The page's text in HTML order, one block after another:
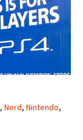
, Nerd, Nintendo,